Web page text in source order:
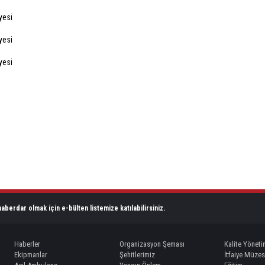
olmak için e-bülten listemize katılabilirsiniz.
Haberler Organizasyon Şeması
Kalite
Ekipmanlar
Şehitlerimiz
İtfaiye